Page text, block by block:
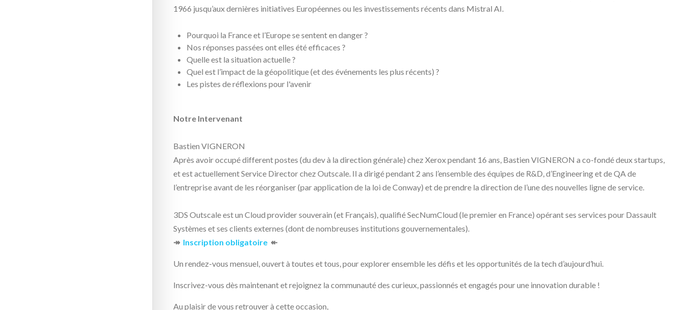
1966 jusqu’aux dernières initiatives Européennes ou les investissements récents dans Mistral AI.
Pourquoi la France et l’Europe se sentent en danger ?
Nos réponses passées ont elles été efficaces ?
Quelle est la situation actuelle ?
Quel est l’impact de la géopolitique (et des événements les plus récents) ?
Les pistes de réflexions pour l'avenir
Notre Intervenant
Bastien VIGNERON
Après avoir occupé different postes (du dev à la direction générale) chez Xerox pendant 16 ans, Bastien VIGNERON a co-fondé deux startups,
et est actuellement Service Director chez Outscale. Il a dirigé pendant 2 ans l’ensemble des équipes de R&D, d’Engineering et de QA de
l’entreprise avant de les réorganiser (par application de la loi de Conway) et de prendre la direction de l’une des nouvelles ligne de service.
3DS Outscale est un Cloud provider souverain (et Français), qualifié SecNumCloud (le premier en France) opérant ses services pour Dassault
Systèmes et ses clients externes (dont de nombreuses institutions gouvernementales).
↠ Inscription obligatoire ↞
Un rendez-vous mensuel, ouvert à toutes et tous, pour explorer ensemble les défis et les opportunités de la tech d’aujourd’hui.
Inscrivez-vous dès maintenant et rejoignez la communauté des curieux, passionnés et engagés pour une innovation durable !
Au plaisir de vous retrouver à cette occasion,